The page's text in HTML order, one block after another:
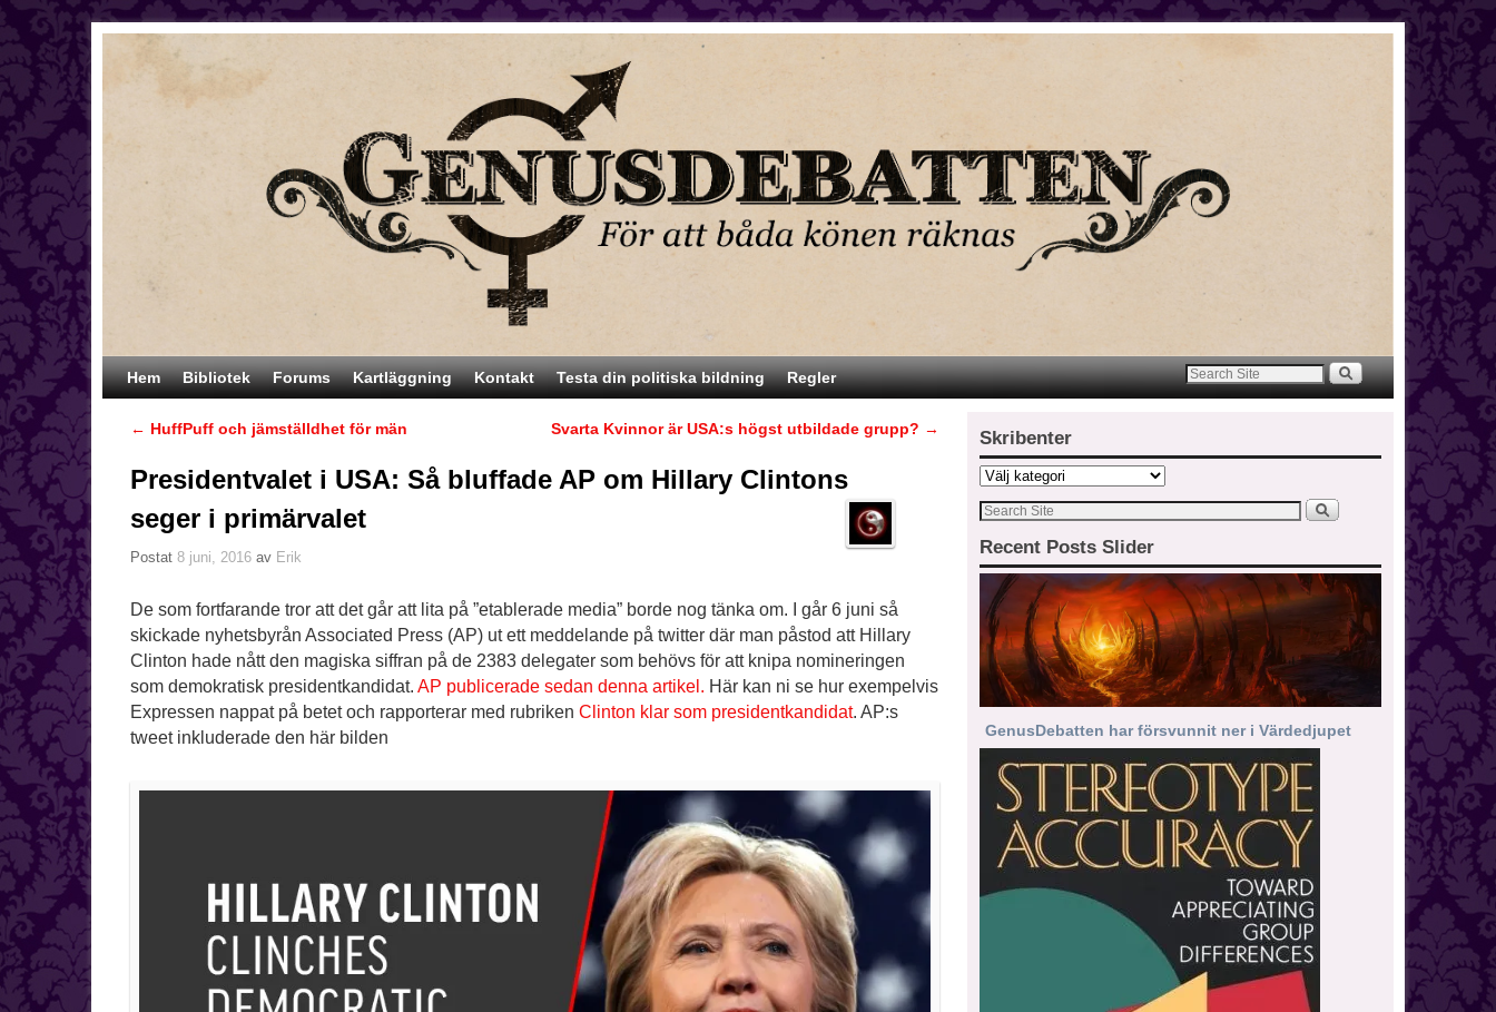
Hoppa till huvudinnehåll
Hoppa till sekundärt innehåll
Hem Bibliotek Forums Kartläggning Kontakt Testa din politiska bildning Regler
Inläggsnavigering
← HuffPuff och jämställdhet för män Svarta Kvinnor är USA:s högst utbildade grupp? →
Presidentvalet i USA: Så bluffade AP om Hillary Clintons
seger i primärvalet
Postat 8 juni, 2016 av Erik
De som fortfarande tror att det går att lita på ”etablerade media” borde nog tänka om. I går 6 juni så
skickade nyhetsbyrån Associated Press (AP) ut ett meddelande på twitter där man påstod att Hillary
Clinton hade nått den magiska siffran på de 2383 delegater som behövs för att knipa nomineringen
som demokratisk presidentkandidat. AP publicerade sedan denna artikel. Här kan ni se hur exempelvis
Expressen nappat på betet och rapporterar med rubriken Clinton klar som presidentkandidat. AP:s
tweet inkluderade den här bilden
Skribenter
Recent Posts Slider
GenusDebatten har försvunnit ner i Värdedjupet